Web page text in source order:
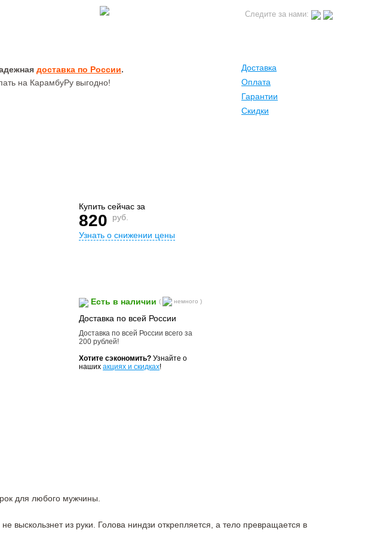
Следите за нами:
доставка по России.
на КарамбуРу выгодно!
Доставка
Оплата
Гарантии
Скидки
Купить сейчас за
820
руб.
Узнать о снижении цены
Есть в наличии ( немного )
Доставка по всей России
Доставка по всей России всего за
200 рублей!
Хотите сэкономить? Узнайте о
нашихакциях и скидках!
для любого мужчины.
выскользнет из руки. Голова ниндзи открепляется, а тело превращается в